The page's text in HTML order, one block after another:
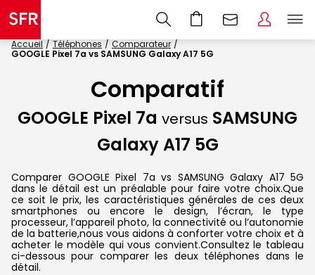
Accueil Téléphones
Comparateur
GOOGLE Pixel 7a vs SAMSUNG Galaxy A17 5G
Comparatif
GOOGLE Pixel 7a versus SAMSUNG
Galaxy A17 5G
Comparer GOOGLE Pixel 7a vs SAMSUNG Galaxy A17 5G
dans le détail est un préalable pour faire votre choix.Que
ce soit le prix, les caractéristiques générales de ces deux
smartphones ou encore le design, l’écran, le type
processeur, l’appareil photo, la connectivité ou l’autonomie
de la batterie,nous vous aidons à conforter votre choix et à
acheter le modèle qui vous convient.Consultez le tableau
ci-dessous pour comparer les deux téléphones dans le
détail.